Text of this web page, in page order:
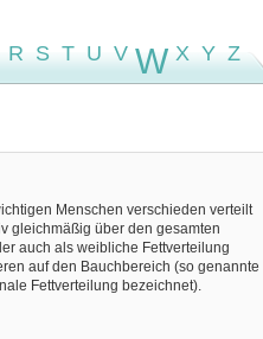
R S T U V W X Y Z
Menschen verschieden verteilt
gleichmäßig über den gesamten
auch als weibliche Fettverteilung
auf den Bauchbereich (so genannte
Fettverteilung bezeichnet).